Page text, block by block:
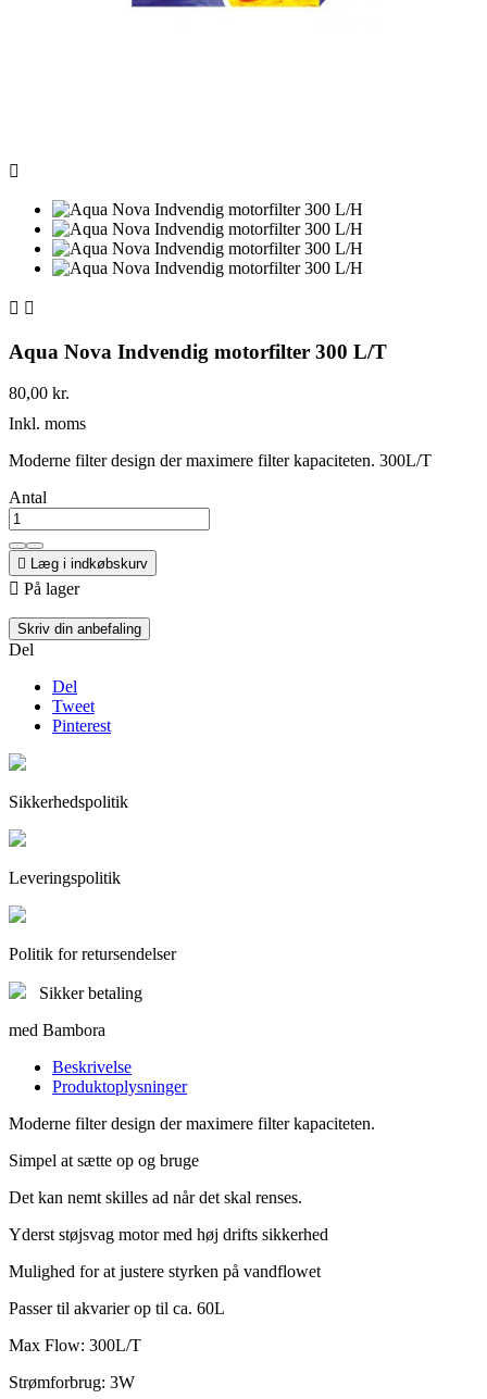

 
Aqua Nova Indvendig motorfilter 300 L/T
80,00 kr.
Inkl. moms
Moderne filter design der maximere filter kapaciteten. 300L/T
Antal
 Læg i indkøbskurv
 På lager
Skriv din anbefaling
Del
Del
Tweet
Pinterest
Sikkerhedspolitik
Leveringspolitik
Politik for retursendelser
Sikker betaling
med Bambora
Beskrivelse
Produktoplysninger
Moderne filter design der maximere filter kapaciteten.
Simpel at sætte op og bruge
Det kan nemt skilles ad når det skal renses.
Yderst støjsvag motor med høj drifts sikkerhed
Mulighed for at justere styrken på vandflowet
Passer til akvarier op til ca. 60L
Max Flow: 300L/T
Strømforbrug: 3W